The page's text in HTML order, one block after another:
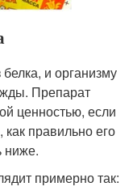
и организму
Препарат
ценностью, если
правильно его
ниже.
примерно так: